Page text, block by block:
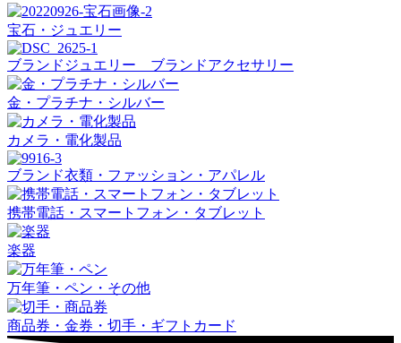
宝石・ジュエリー
ブランドジュエリー ブランドアクセサリー
金・プラチナ・シルバー
カメラ・電化製品
ブランド衣類・ファッション・アパレル
携帯電話・スマートフォン・タブレット
楽器
万年筆・ペン・その他
商品券・金券・切手・ギフトカード